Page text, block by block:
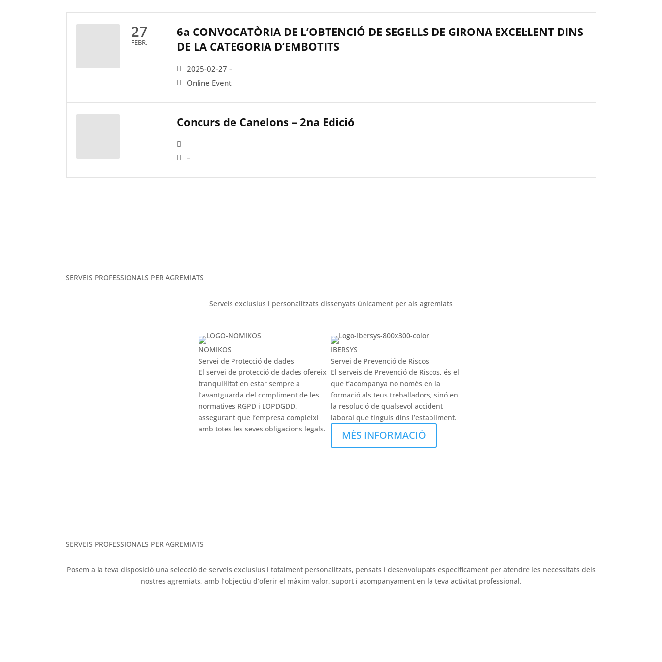
27
FEBR.
6a CONVOCATÒRIA DE L’OBTENCIÓ DE SEGELLS DE GIRONA EXCEL·LENT DINS
DE LA CATEGORIA D’EMBOTITS
2025-02-27 –
Online Event
Concurs de Canelons – 2na Edició
–
SERVEIS PROFESSIONALS PER AGREMIATS
Serveis exclusius i personalitzats dissenyats únicament per als agremiats
NOMIKOS
Servei de Protecció de dades
El servei de protecció de dades ofereix
tranquil·litat en estar sempre a
l’avantguarda del compliment de les
normatives RGPD i LOPDGDD,
assegurant que l’empresa compleixi
amb totes les seves obligacions legals.
IBERSYS
Servei de Prevenció de Riscos
El serveis de Prevenció de Riscos, és el
que t’acompanya no només en la
formació als teus treballadors, sinó en
la resolució de qualsevol accident
laboral que tinguis dins l’establiment.
MÉS INFORMACIÓ
SERVEIS PROFESSIONALS PER AGREMIATS
Posem a la teva disposició una selecció de serveis exclusius i totalment personalitzats, pensats i desenvolupats específicament per atendre les necessitats dels
nostres agremiats, amb l’objectiu d’oferir el màxim valor, suport i acompanyament en la teva activitat professional.